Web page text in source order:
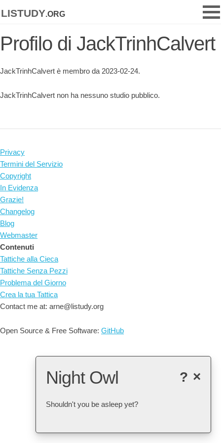
listudy.org
Profilo di JackTrinhCalvert
JackTrinhCalvert è membro da 2023-02-24.
JackTrinhCalvert non ha nessuno studio pubblico.
Privacy
Termini del Servizio
Copyright
In Evidenza
Grazie!
Changelog
Blog
Webmaster
Contenuti
Tattiche alla Cieca
Tattiche Senza Pezzi
Problema del Giorno
Crea la tua Tattica
Contact me at: arne@listudy.org
Open Source & Free Software: GitHub
×
?
Night Owl
Shouldn't you be asleep yet?